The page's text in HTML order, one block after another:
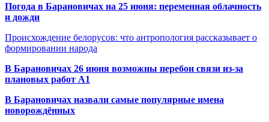
Погода в Барановичах на 25 июня: переменная облачность
и дожди
Происхождение белорусов: что антропология рассказывает о
формировании народа
В Барановичах 26 июня возможны перебои связи из-за
плановых работ A1
В Барановичах назвали самые популярные имена
новорождённых